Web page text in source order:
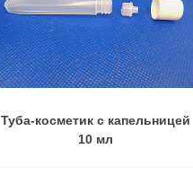
Туба-косметик с капельницей
10 мл